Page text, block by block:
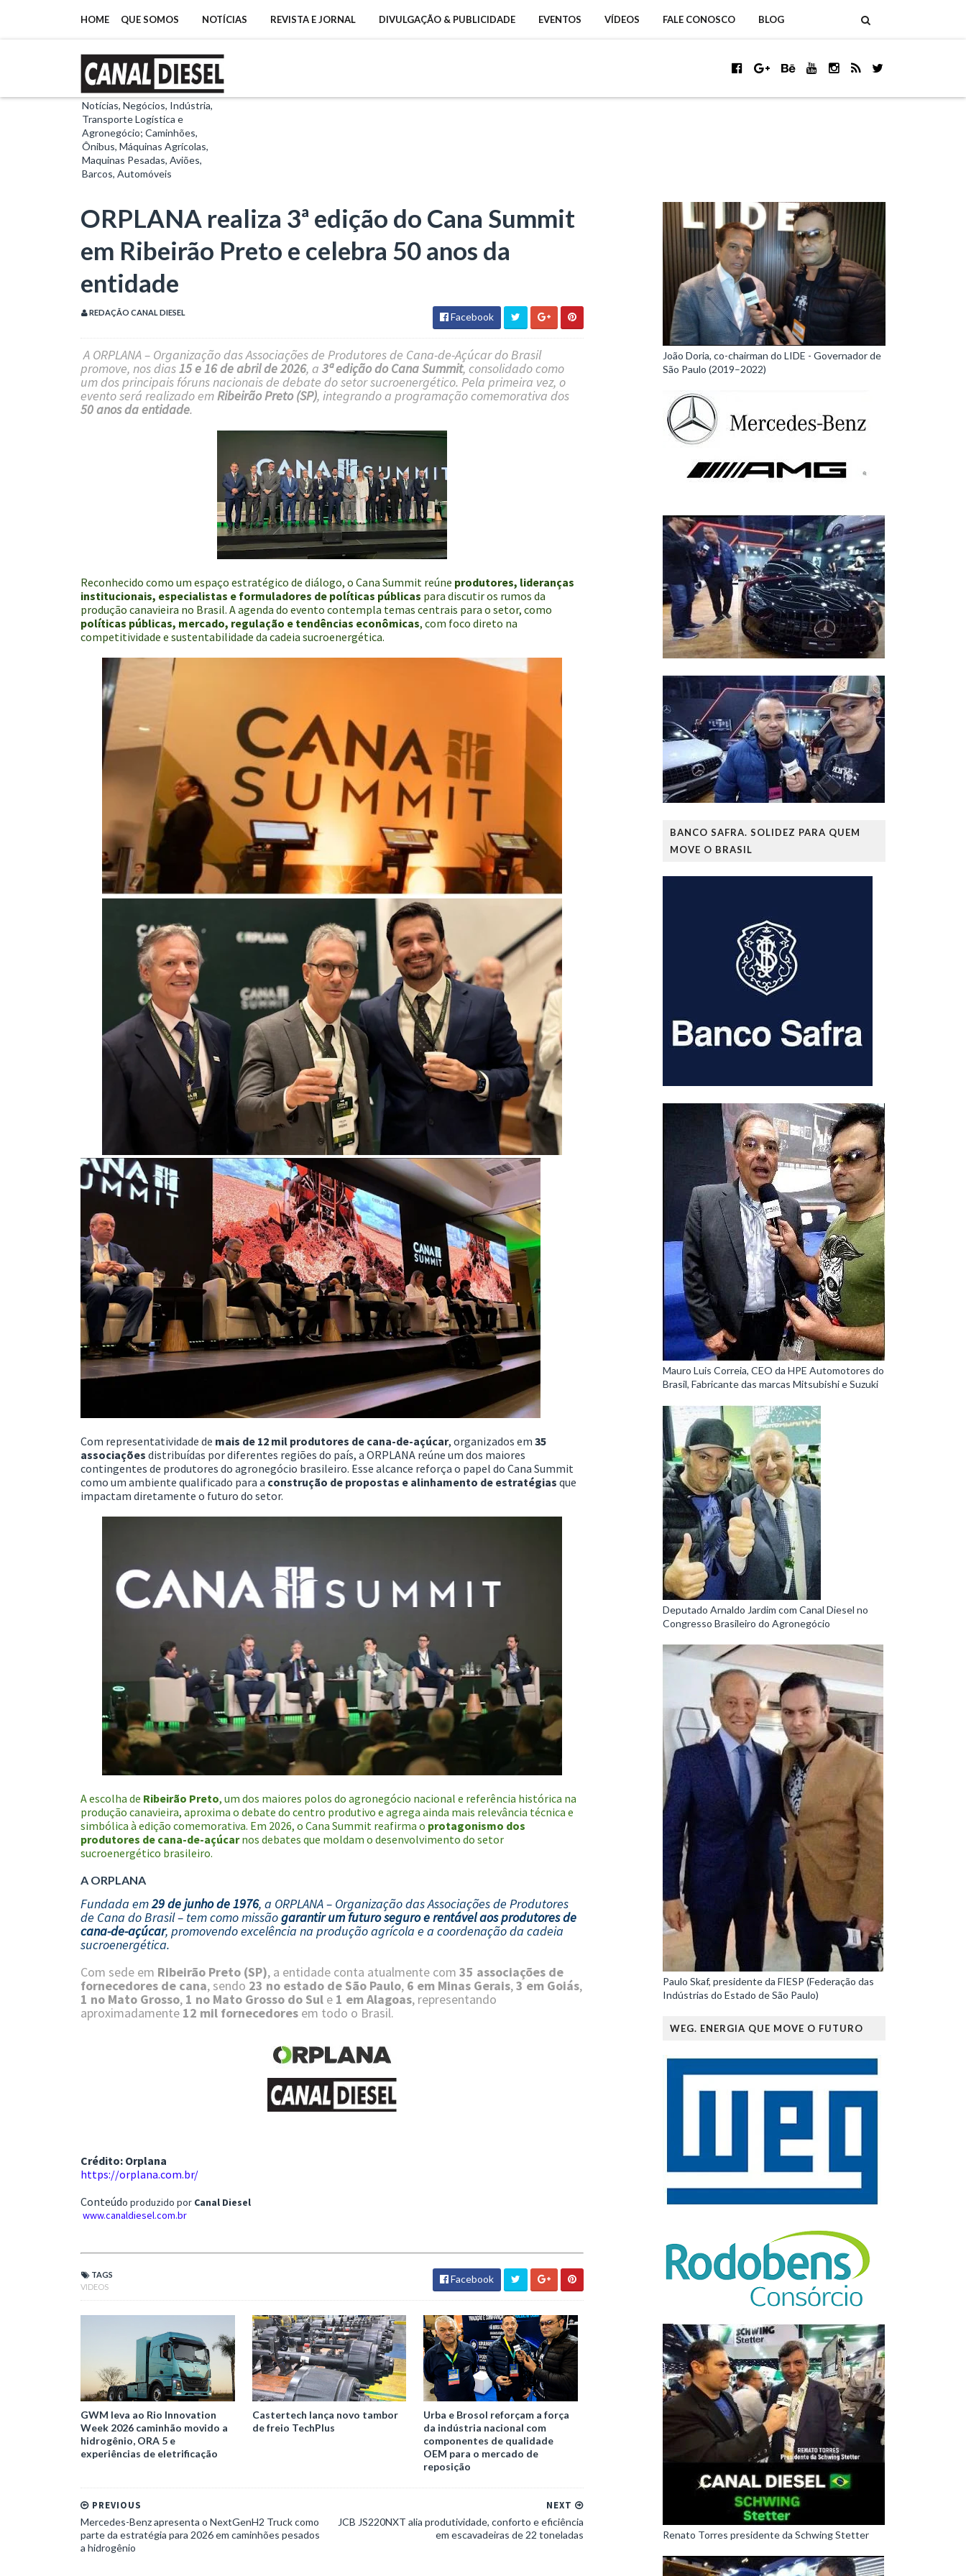
HOME QUE SOMOS NOTÍCIAS REVISTA E JORNAL DIVULGAÇÃO & PUBLICIDADE EVENTOS VÍDEOS FALE CONOSCO BLOG
Notícias, Negócios, Indústria,
Transporte Logística e
Agronegócio; Caminhões,
Ônibus, Máquinas Agrícolas,
Maquinas Pesadas, Aviões,
Barcos, Automóveis
ORPLANA realiza 3ª edição do Cana Summit
em Ribeirão Preto e celebra 50 anos da
entidade
REDAÇÃO CANAL DIESEL Facebook
A ORPLANA – Organização das Associações de Produtores de Cana-de-Açúcar do Brasil
promove, nos dias15 e 16 de abril de 2026, a 3ª edição do Cana Summit, consolidado como
um dos principais fóruns nacionais de debate do setor sucroenergético. Pela primeira vez, o
evento será realizado emRibeirão Preto (SP), integrando a programação comemorativa dos
50 anos da entidade.
Reconhecido como um espaço estratégico de diálogo, o Cana Summit reúne produtores, lideranças
institucionais, especialistas e formuladores de políticas públicas para discutir os rumos da
produção canavieira no Brasil. A agenda do evento contempla temas centrais para o setor, como
políticas públicas, mercado, regulação e tendências econômicas, com foco direto na
competitividade e sustentabilidade da cadeia sucroenergética.
Com representatividade de mais de 12 mil produtores de cana-de-açúcar, organizados em 35
associações distribuídas por diferentes regiões do país, a ORPLANA reúne um dos maiores
contingentes de produtores do agronegócio brasileiro. Esse alcance reforça o papel do Cana Summit
como um ambiente qualificado para a construção de propostas e alinhamento de estratégias que
impactam diretamente o futuro do setor.
A escolha de Ribeirão Preto, um dos maiores polos do agronegócio nacional e referência histórica na
produção canavieira, aproxima o debate do centro produtivo e agrega ainda mais relevância técnica e
simbólica à edição comemorativa. Em 2026, o Cana Summit reafirma o protagonismo dos
produtores de cana-de-açúcarnos debates que moldam o desenvolvimento do setor
sucroenergético brasileiro.
A ORPLANA
Fundada em29 de junho de 1976, a ORPLANA – Organização das Associações de Produtores
de Cana do Brasil – tem como missãogarantir um futuro seguro e rentável aos produtores de
cana-de-açúcar, promovendo excelência na produção agrícola e a coordenação da cadeia
sucroenergética.
Com sede em Ribeirão Preto (SP), a entidade conta atualmente com 35 associações de
fornecedores de cana, sendo 23 no estado de São Paulo, 6 em Minas Gerais,3 em Goiás,
1 no Mato Grosso, 1 no Mato Grosso do Sul e 1 em Alagoas, representando
aproximadamente 12 mil fornecedores em todo o Brasil.
Crédito: Orplana
https://orplana.com.br/
Conteúdo produzido por Canal Diesel
www.canaldiesel.com.br
TAGS
VIDEOS
Facebook
GWM leva ao Rio Innovation
Week 2026 caminhão movido a
hidrogênio, ORA 5 e
experiências de eletrificação
Castertech lança novo tambor
de freio TechPlus
Urba e Brosol reforçam a força
da indústria nacional com
componentes de qualidade
OEM para o mercado de
reposição
NEXT
JCB JS220NXT alia produtividade, conforto e eficiência
em escavadeiras de 22 toneladas
PREVIOUS
Mercedes-Benz apresenta o NextGenH2 Truck como
parte da estratégia para 2026 em caminhões pesados
a hidrogênio
João Doria, co-chairman do LIDE - Governador de
São Paulo (2019–2022)
BANCO SAFRA. SOLIDEZ PARA QUEM
MOVE O BRASIL
Mauro Luis Correia, CEO da HPE Automotores do
Brasil, Fabricante das marcas Mitsubishi e Suzuki
Deputado Arnaldo Jardim com Canal Diesel no
Congresso Brasileiro do Agronegócio
Paulo Skaf, presidente da FIESP (Federação das
Indústrias do Estado de São Paulo)
WEG. ENERGIA QUE MOVE O FUTURO
Renato Torres presidente da Schwing Stetter